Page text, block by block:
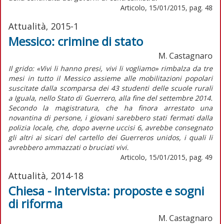
Articolo, 15/01/2015, pag. 48
Attualità, 2015-1
Messico: crimine di stato
M. Castagnaro
Il grido: «Vivi li hanno presi, vivi li vogliamo» rimbalza da tre
mesi in tutto il Messico assieme alle mobilitazioni popolari
suscitate dalla scomparsa dei 43 studenti delle scuole rurali
a Iguala, nello Stato di Guerrero, alla fine del settembre 2014.
Secondo la magistratura, che ha finora arrestato una
novantina di persone, i giovani sarebbero stati fermati dalla
polizia locale, che, dopo averne uccisi 6, avrebbe consegnato
gli altri ai sicari del cartello dei Guerreros unidos, i quali li
avrebbero ammazzati o bruciati vivi.
Articolo, 15/01/2015, pag. 49
Attualità, 2014-18
Chiesa - Intervista: proposte e sogni
di riforma
M. Castagnaro